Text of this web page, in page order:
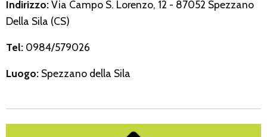
Indirizzo:Via Campo S. Lorenzo, 12 - 87052 Spezzano
Della Sila (CS)
Tel: 0984/579026
Luogo: Spezzano della Sila